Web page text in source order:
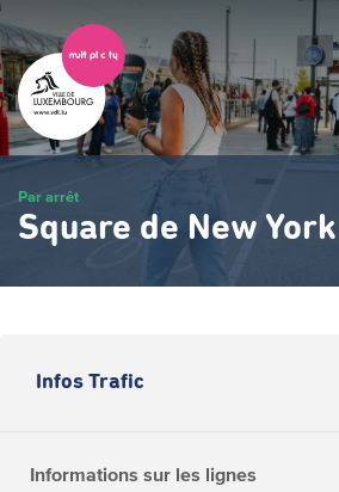
Passer
au
contenu
principal
Par arrêt
Square de New
Infos Trafic
Informations sur les lignes